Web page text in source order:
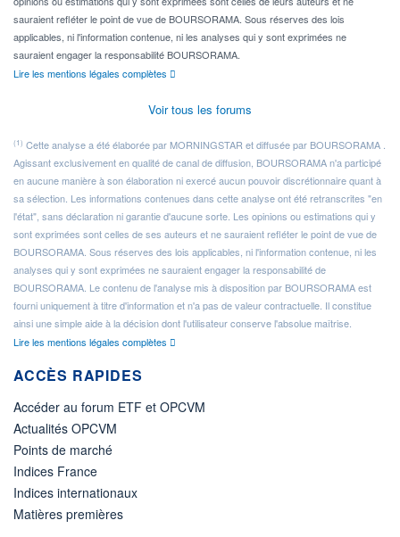
sauraient refléter le point de vue de BOURSORAMA. Sous réserves des lois
applicables, ni l'information contenue, ni les analyses qui y sont exprimées ne
sauraient engager la responsabilité BOURSORAMA.
Lire les mentions légales complètes
Voir tous les forums
(1) Cette analyse a été élaborée par MORNINGSTAR et diffusée par BOURSORAMA .
Agissant exclusivement en qualité de canal de diffusion, BOURSORAMA n'a participé
en aucune manière à son élaboration ni exercé aucun pouvoir discrétionnaire quant à
sa sélection. Les informations contenues dans cette analyse ont été retranscrites "en
l'état", sans déclaration ni garantie d'aucune sorte. Les opinions ou estimations qui y
sont exprimées sont celles de ses auteurs et ne sauraient refléter le point de vue de
BOURSORAMA. Sous réserves des lois applicables, ni l'information contenue, ni les
analyses qui y sont exprimées ne sauraient engager la responsabilité de
BOURSORAMA. Le contenu de l'analyse mis à disposition par BOURSORAMA est
fourni uniquement à titre d'information et n'a pas de valeur contractuelle. Il constitue
ainsi une simple aide à la décision dont l'utilisateur conserve l'absolue maîtrise.
Lire les mentions légales complètes
ACCÈS RAPIDES
Accéder au forum ETF et OPCVM
Actualités OPCVM
Points de marché
Indices France
Indices internationaux
Matières premières